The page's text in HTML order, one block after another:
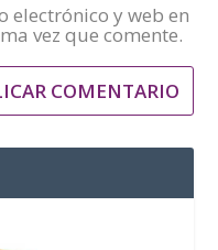
electrónico y web en
vez que comente.